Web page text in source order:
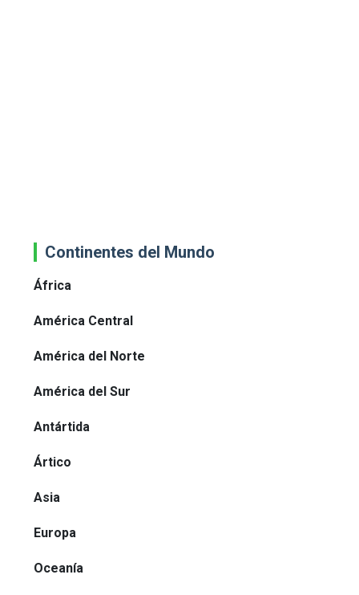
Continentes del Mundo
África
América Central
América del Norte
América del Sur
Antártida
Ártico
Asia
Europa
Oceanía